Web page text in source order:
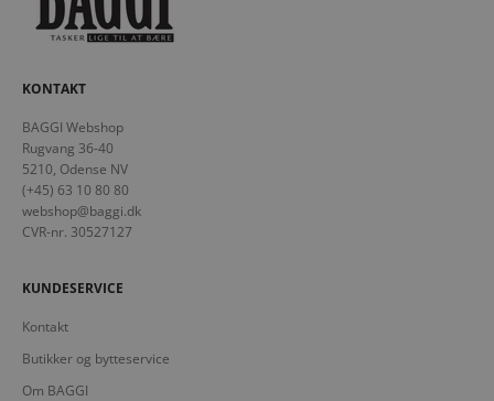
KONTAKT
BAGGI Webshop
Rugvang 36-40
5210, Odense NV
(+45) 63 10 80 80
webshop@baggi.dk
CVR-nr. 30527127
KUNDESERVICE
Kontakt
Butikker og bytteservice
Om BAGGI